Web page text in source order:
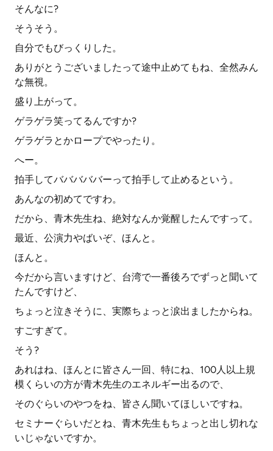
そんなに?
そうそう。
自分でもびっくりした。
ありがとうございましたって途中止めてもね、全然みん
な無視。
盛り上がって。
ゲラゲラ笑ってるんですか?
ゲラゲラとかロープでやったり。
へー。
拍手してバババババーって拍手して止めるという。
あんなの初めてですわ。
だから、青木先生ね、絶対なんか覚醒したんですって。
最近、公演力やばいぞ、ほんと。
ほんと。
今だから言いますけど、台湾で一番後ろでずっと聞いて
たんですけど、
ちょっと泣きそうに、実際ちょっと涙出ましたからね。
すごすぎて。
そう?
あれはね、ほんとに皆さん一回、特にね、100人以上規
模くらいの方が青木先生のエネルギー出るので、
そのぐらいのやつをね、皆さん聞いてほしいですね。
セミナーぐらいだとね、青木先生もちょっと出し切れな
いじゃないですか。